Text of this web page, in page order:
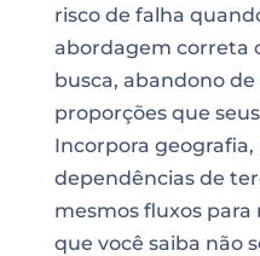
risco de falha
abordagem correta
busca, abandono
proporções que
Incorpora geografia,
dependências de
mesmos fluxos
que você saiba não